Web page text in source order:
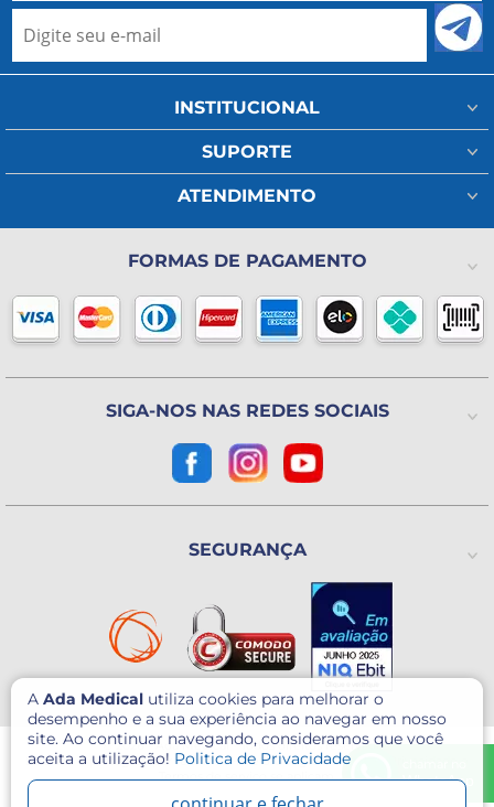
WhatsApp
A Ada Medical utiliza cookies para melhorar o
desempenho e a sua experiência ao navegar em nosso
site. Ao continuar navegando, consideramos que você
aceita a utilização! Politica de Privacidade
INSTITUCIONAL
Minha Conta
Fale Conosco
Meus Pedidos
Lista de Desejos
Blog
SUPORTE
Assistência Técnica
Política de Privacidade
Política de Trocas ou Devoluções
ATENDIMENTO
(11) 93802-1111
(11) 2325-4371
Horário de atendimento
De 2ª a 6ª feira das 8h às 18h
(Exceto Feriados)
Utinga - Santo André / SP
CEP: 09220-611
Como chegar?
CNPJ: 07.003.260/0001-60
FORMAS DE PAGAMENTO
SIGA-NOS NAS REDES SOCIAIS
SEGURANÇA
© 2026 - Ada Medical - Todos direitos reservados.
Este site é protegido por reCAPTCHA e o GooglePolítica de Privacidade
Termos de serviçose aplicam.